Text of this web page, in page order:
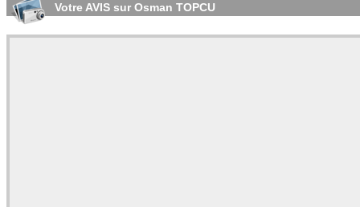
Votre AVIS sur Osman TOPCU